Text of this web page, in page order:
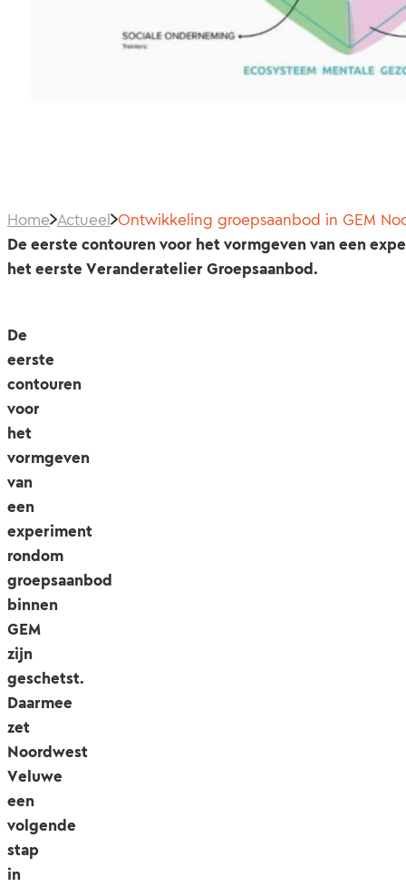
Home Actueel Ontwikkeling groepsaanbod in GEM
De eerste contouren voor het vormgeven van een
het eerste Veranderatelier Groepsaanbod.
De
eerste
contouren
voor
het
vormgeven
van
een
experiment
rondom
groepsaanbod
binnen
GEM
zijn
geschetst.
Daarmee
zet
Noordwest
Veluwe
een
volgende
stap
in